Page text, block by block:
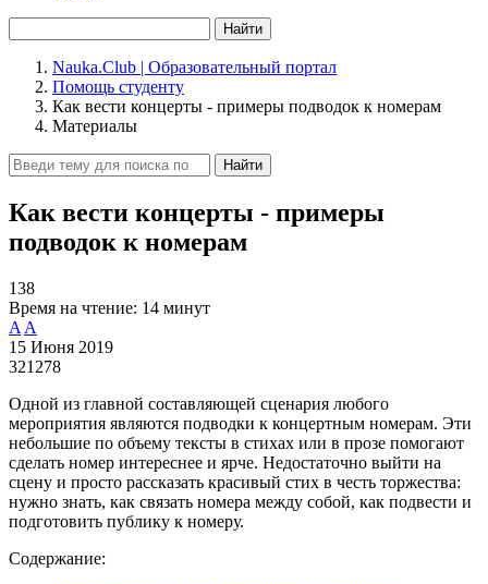
Найти
Nauka.Club | Образовательный портал
Помощь студенту
Как вести концерты - примеры подводок к номерам
Материалы
Найти
Как вести концерты - примеры
подводок к номерам
138
Время на чтение: 14 минут
A A
15 Июня 2019
321278
Одной из главной составляющей сценария любого
мероприятия являются подводки к концертным номерам. Эти
небольшие по объему тексты в стихах или в прозе помогают
сделать номер интереснее и ярче. Недостаточно выйти на
сцену и просто рассказать красивый стих в честь торжества:
нужно знать, как связать номера между собой, как подвести и
подготовить публику к номеру.
Содержание: